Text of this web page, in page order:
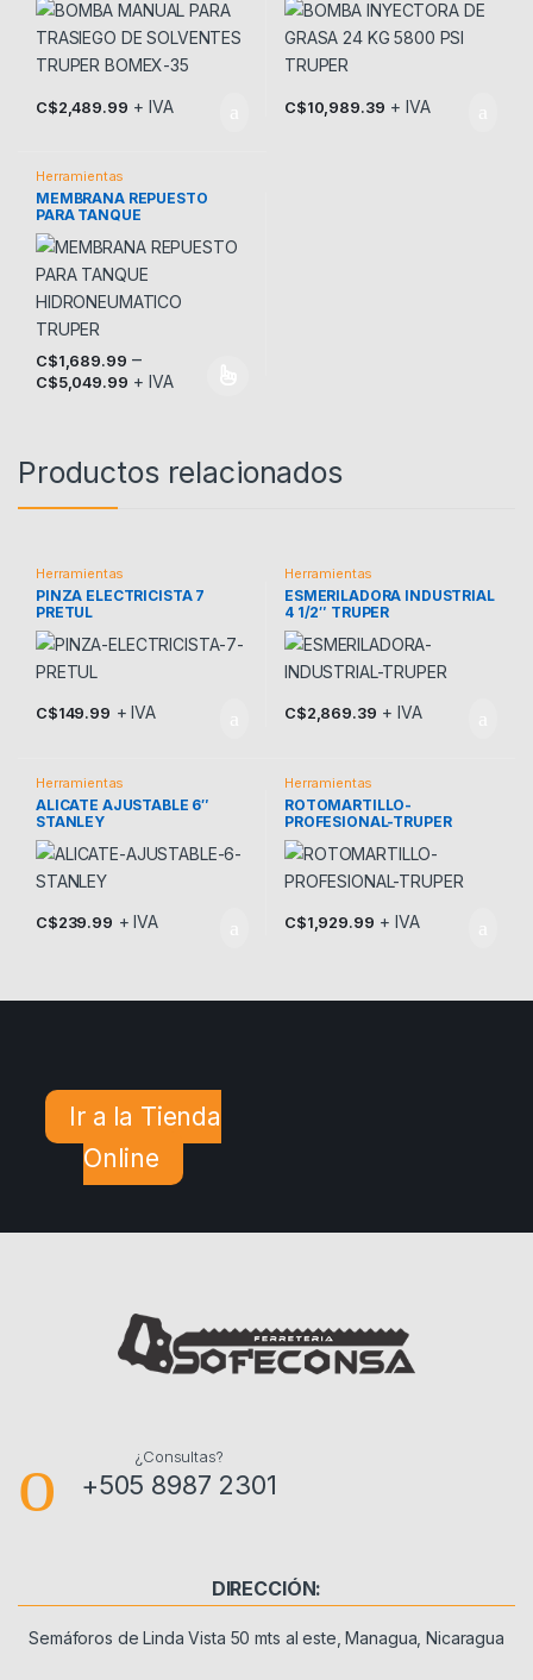
C$2,489.99 + IVA C$10,989.39 + IVA
Herramientas
MEMBRANA REPUESTO
PARA TANQUE
HIDRONEUMATICO TRUPER
C$1,689.99 –
C$5,049.99 + IVA
Este producto tiene múltiples variantes. Las opciones se
Productos relacionados
Herramientas
PINZA ELECTRICISTA 7
PRETUL
C$149.99 + IVA
Herramientas
ESMERILADORA INDUSTRIAL
4 1/2″ TRUPER
C$2,869.39 + IVA
Herramientas
ALICATE AJUSTABLE 6″
STANLEY
C$239.99 + IVA
Herramientas
ROTOMARTILLO-
PROFESIONAL-TRUPER
C$1,929.99 + IVA
Ir a la Tienda
Online
¿Consultas?
+505 8987 2301
DIRECCIÓN:
Semáforos de Linda Vista 50 mts al este, Managua, Nicaragua